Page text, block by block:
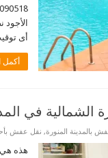
أى
أكمل
في
بالمدينة المنورة, نقل عفش
هذه